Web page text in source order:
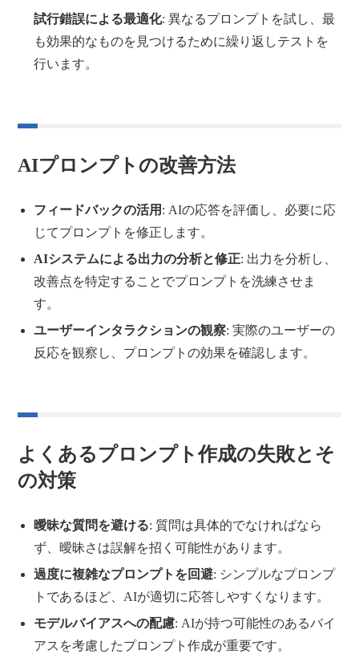
試行錯誤による最適化: 異なるプロンプトを試し、最
も効果的なものを見つけるために繰り返しテストを
行います。
AIプロンプトの改善方法
フィードバックの活用 : AIの応答を評価し、必要に応
じてプロンプトを修正します。
AIシステムによる出力の分析と修正: 出力を分析し、
改善点を特定することでプロンプトを洗練させま
す。
ユーザーインタラクションの観察: 実際のユーザーの
反応を観察し、プロンプトの効果を確認します。
よくあるプロンプト作成の失敗とそ
の対策
曖昧な質問を避ける: 質問は具体的でなければなら
ず、曖昧さは誤解を招く可能性があります。
過度に複雑なプロンプトを回避: シンプルなプロンプ
トであるほど、AIが適切に応答しやすくなります。
モデルバイアスへの配慮: AIが持つ可能性のあるバイ
アスを考慮したプロンプト作成が重要です。